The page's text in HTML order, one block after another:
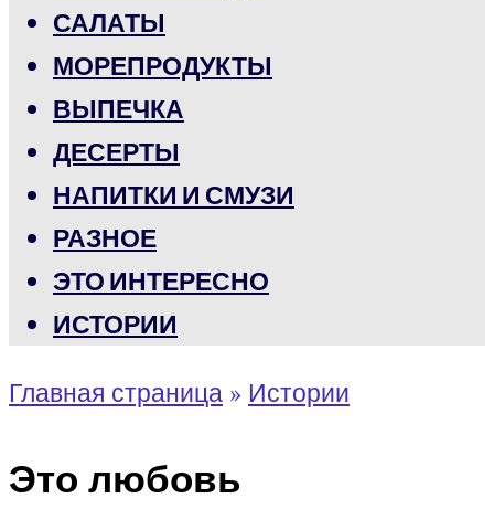
САЛАТЫ
МОРЕПРОДУКТЫ
ВЫПЕЧКА
ДЕСЕРТЫ
НАПИТКИ И СМУЗИ
РАЗНОЕ
ЭТО ИНТЕРЕСНО
ИСТОРИИ
Главная страница » Истории
Это любовь